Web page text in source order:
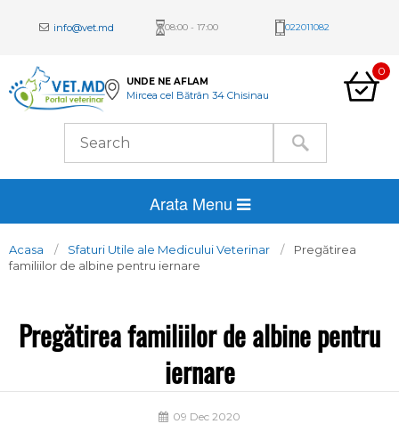
info@vet.md 08:00 - 17:00 022011082
UNDE NE AFLAM
Mircea cel Bătrân 34 Chisinau
0
Arata Menu
Acasa Sfaturi Utile ale Medicului Veterinar
Pregătirea
familiilor de albine pentru iernare
Pregătirea familiilor de albine pentru
iernare
09 Dec 2020